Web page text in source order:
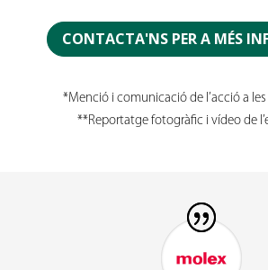
CONTACTA'NS PER A MÉS
*Menció i comunicació de l’acció a les
**Reportatge fotogràfic i vídeo de